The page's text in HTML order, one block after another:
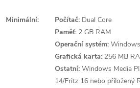
Minimální: Počítač: Dual Core
Paměť: 2 GB RAM
Operační systém:
Grafická karta: 256 MB
Ostatní: Windows Media
14/Fritz 16 nebo přiložený